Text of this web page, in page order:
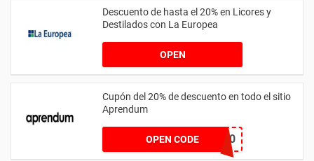
Descuento de hasta el 20% en Licores y
Destilados con La Europea
OPEN
Cupón del 20% de descuento en todo el sitio
Aprendum
OPEN CODE
APRENDUM0920